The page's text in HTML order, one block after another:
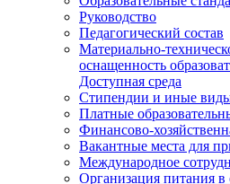
Руководство
Педагогический состав
Материально-
оснащенность
Доступная среда
Стипендии и иные
Платные
Финансово-
Вакантные места для
Международное
Организация питания в